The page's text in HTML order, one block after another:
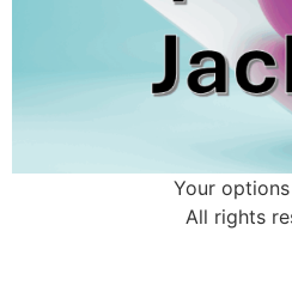
Your
All rights